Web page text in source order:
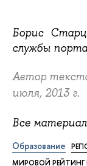
Борис
службы
Автор
июля, 2013 г.
Все
Образование
МИРОВОЙ РЕЙТИНГ